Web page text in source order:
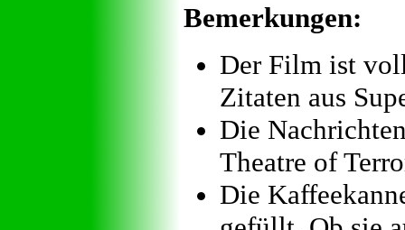
Bemerkungen:
Der Film ist
Zitaten aus
Die
Theatre of
Die